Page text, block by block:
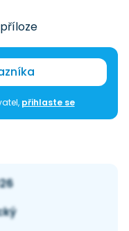
přihlaste se